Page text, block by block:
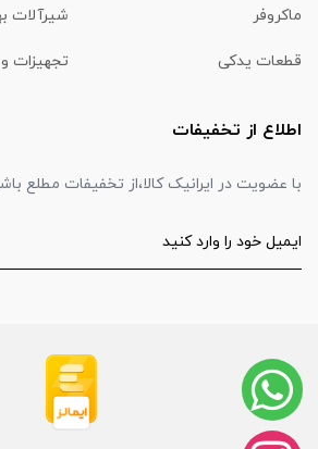
ماكروفر شیرآلات
قطعات یدکی تجهیزات
اطلاع از تخفیفات
با عضویت در ایرانیک کالا،از تخفیفات مطلع